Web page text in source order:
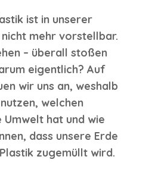
ist in unserer
mehr vorstellbar.
– überall stoßen
eigentlich? Auf
wir uns an, weshalb
welchen
Umwelt hat und wie
dass unsere Erde
zugemüllt wird.